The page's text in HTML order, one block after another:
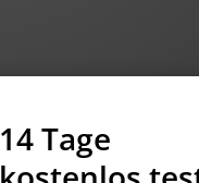
14 Tage